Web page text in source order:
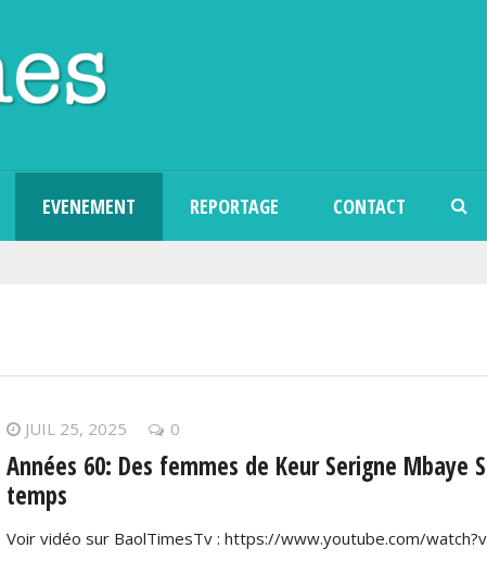
EVENEMENT REPORTAGE CONTACT
JUIL 25, 2025 0
Années 60: Des femmes de Keur Serigne
temps
Voir vidéo sur BaolTimesTv : https://www.youtube.com/